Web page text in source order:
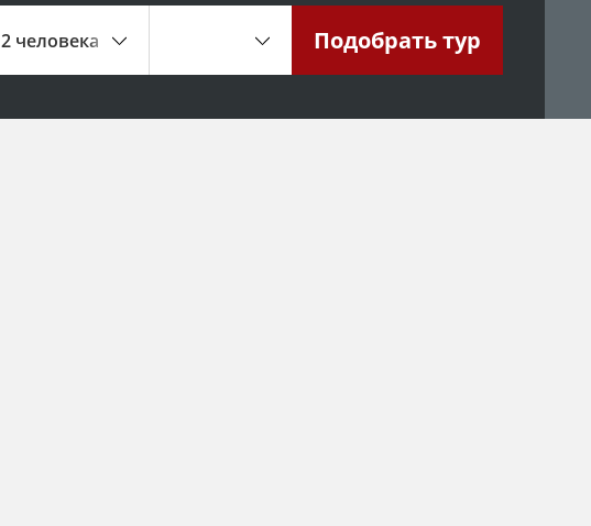
2 человека Подобратьтур